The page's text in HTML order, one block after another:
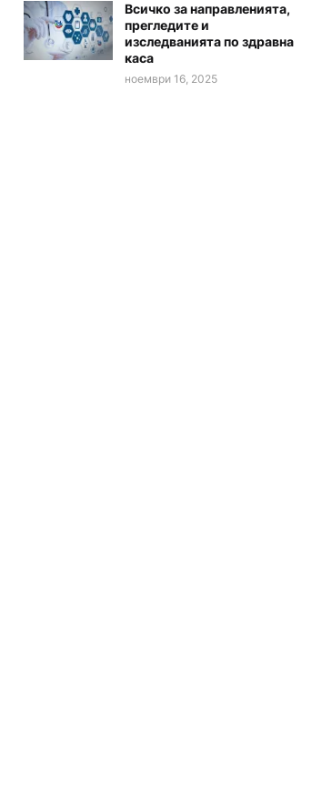
Всичко за направленията,
прегледите и
изследванията по здравна
каса
ноември 16, 2025